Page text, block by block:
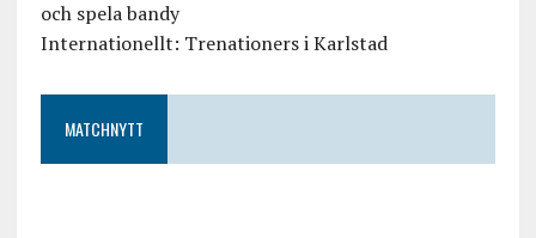
och spela bandy
Internationellt: Trenationers i Karlstad
MATCHNYTT